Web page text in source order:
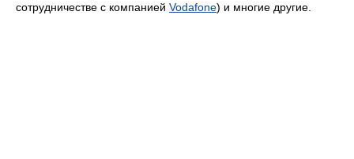
сотрудничестве с компанией Vodafone) и многие другие.